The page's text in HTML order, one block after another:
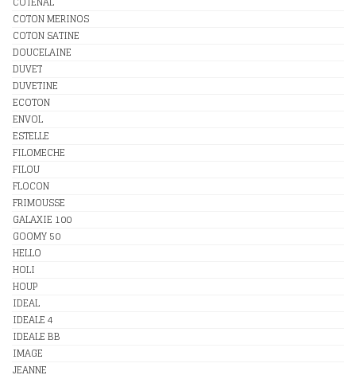
COTON MERINOS
COTON SATINE
DOUCELAINE
DUVET
DUVETINE
ECOTON
ENVOL
ESTELLE
FILOMECHE
FILOU
FLOCON
FRIMOUSSE
GALAXIE 100
GOOMY 50
HELLO
HOLI
HOUP
IDEAL
IDEALE 4
IDEALE BB
IMAGE
JEANNE